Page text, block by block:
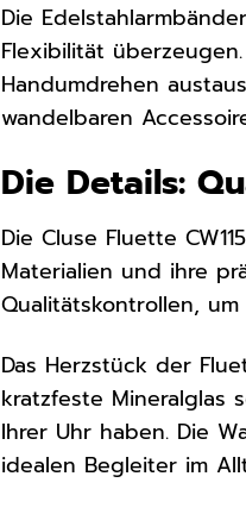
Die
Flexibilität
Handumdrehen
wandelbaren
Die Details:
Die Cluse Fluette
Materialien und ihre
Qualitätskontrollen,
Das Herzstück der
kratzfeste Mineralglas
Ihrer Uhr haben. Die
idealen Begleiter im